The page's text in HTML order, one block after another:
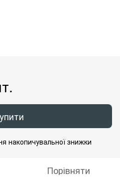
накопичувальної знижки
Порівняти